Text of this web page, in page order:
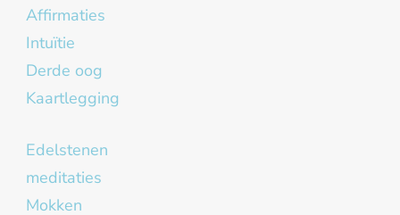
Affirmaties
Intuïtie
Derde oog
Kaartlegging
Edelstenen
meditaties
Mokken